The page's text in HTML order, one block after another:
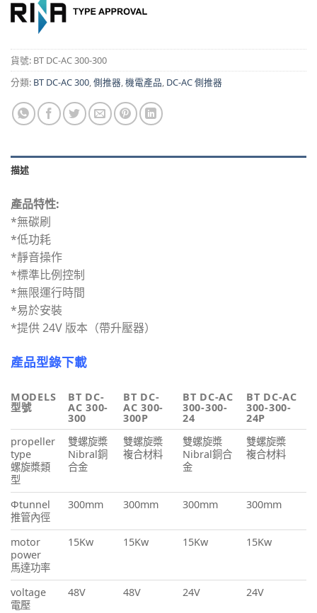
貨號: BT DC-AC 300-300
分類: BT DC-AC 300,側推器,機電產品, DC-AC 側推器
描述
產品特性:
*無碳刷
*低功耗
*靜音操作
*標準比例控制
*無限運行時間
*易於安裝
*提供 24V 版本（帶升壓器）
產品型錄下載
MODELS
型號
BT DC-
AC 300-
300
BT DC-
AC 300-
300P
BT DC-AC
300-300-
24
BT DC-AC
300-300-
24P
propeller
type
螺旋槳類
型
雙螺旋槳
Nibral銅
合金
雙螺旋槳
複合材料
雙螺旋槳
Nibral銅合
金
雙螺旋槳
複合材料
Φtunnel
推管內徑
300mm 300mm 300mm 300mm
motor
power
馬達功率
15Kw 15Kw 15Kw 15Kw
voltage
電壓
48V 48V 24V 24V